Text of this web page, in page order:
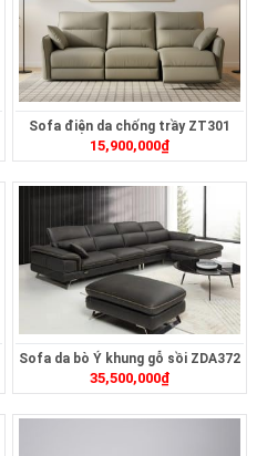
Sofa điện da chống trầy ZT301
15,900,000₫
Sofa da bò Ý khung gỗ sồi ZDA372
35,500,000₫